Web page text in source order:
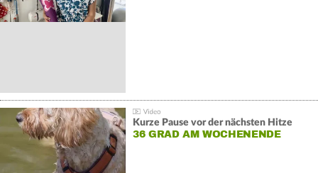
Kurze Pause vor der nächsten Hitze
36 GRAD AM WOCHENENDE